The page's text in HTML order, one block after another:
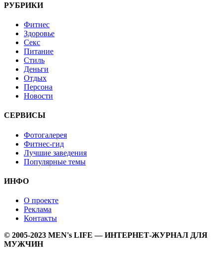
РУБРИКИ
Фитнес
Здоровье
Секс
Питание
Стиль
Деньги
Отдых
Персона
Новости
СЕРВИСЫ
Фотогалерея
Фитнес-гид
Лучшие заведения
Популярные темы
ИНФО
О проекте
Реклама
Контакты
© 2005-2023 MEN's LIFE — ИНТЕРНЕТ-ЖУРНАЛ ДЛЯ
МУЖЧИН